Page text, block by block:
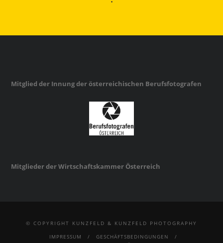
Mitglied der Innung der österreichischen Berufsfotografen
Mitglieder der Wirtschaftskammer Österreich
© COPYRIGHT KUNZFELD & KUNZFELD PHOTOGRAPHY
IMPRESSUM
GESCHÄFTSBEDINGUNGEN